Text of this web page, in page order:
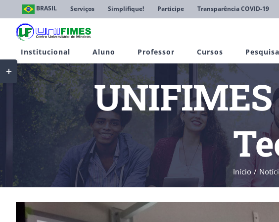
conteúdo
BRASIL Serviços Simplifique! Participe Transparência COVID-19
Institucional Aluno Professor Cursos Pesquisa
Início
View
Larger
Toggle
Sliding
Bar